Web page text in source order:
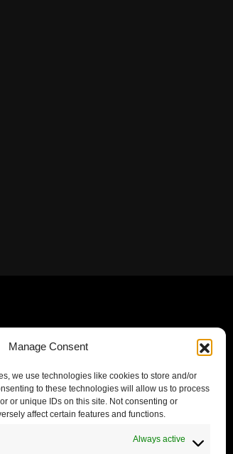
Manage Consent
we use technologies like cookies to store and/or
to these technologies will allow us to process
or unique IDs on this site. Not consenting or
affect certain features and functions.
Always active